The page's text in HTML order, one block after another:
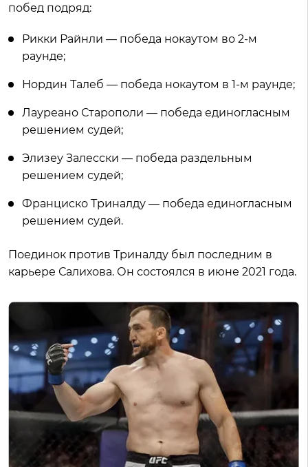
побед подряд:
Рикки Райнли — победа нокаутом во 2-м
раунде;
Нордин Талеб — победа нокаутом в 1-м раунде;
Лауреано Старополи — победа единогласным
решением судей;
Элизеу Залесски — победа раздельным
решением судей;
Франциско Триналду — победа единогласным
решением судей.
Поединок против Триналду был последним в
карьере Салихова. Он состоялся в июне 2021 года.